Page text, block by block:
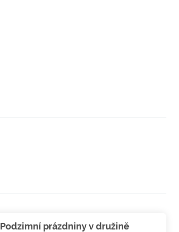
Podzimní prázdniny v družině